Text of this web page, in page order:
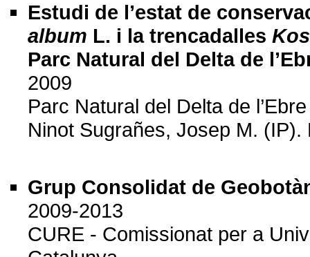
Estudi de l’estat de
album L. i la trencadalles
Parc Natural del Delta de
2009
Parc Natural del Delta de l’Ebre
Ninot Sugrañes, Josep M. (IP).
Grup Consolidat de
2009-2013
CURE - Comissionat per a